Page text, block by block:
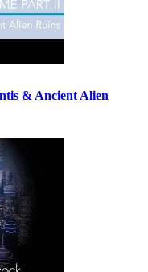
& Ancient Alien